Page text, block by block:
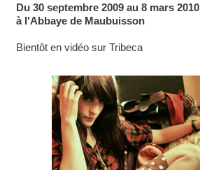
Du 30 septembre 2009 au 8 mars 2010
à l'Abbaye de Maubuisson
Bientôt en vidéo sur Tribeca